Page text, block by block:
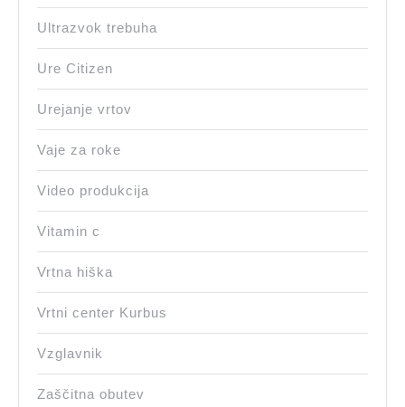
Ultrazvok trebuha
Ure Citizen
Urejanje vrtov
Vaje za roke
Video produkcija
Vitamin c
Vrtna hiška
Vrtni center Kurbus
Vzglavnik
Zaščitna obutev